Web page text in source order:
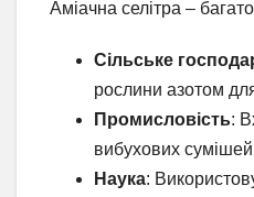
Аміачна селітра –
Сільське
рослини азотом
Промисловість:
вибухових
Наука: